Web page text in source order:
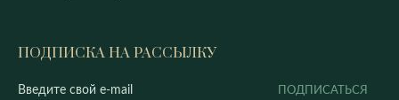
ПОДПИСКА НА РАССЫЛКУ
ПОДПИСАТЬСЯ